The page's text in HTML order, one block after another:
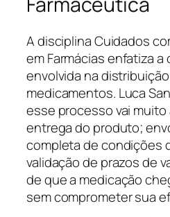
A disciplina Cuidados
em Farmácias enfatiza
envolvida na
medicamentos. Luca
esse processo vai muito
entrega do produto;
completa de condições
validação de prazos de
de que a medicação
sem comprometer sua